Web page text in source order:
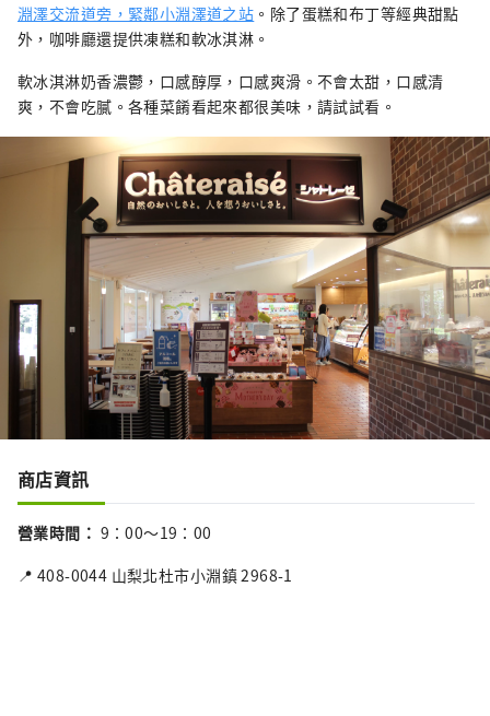
淵澤交流道旁，緊鄰小淵澤道之站 。除了蛋糕和布丁等經典甜點
外，咖啡廳還提供凍糕和軟冰淇淋。
軟冰淇淋奶香濃鬱，口感醇厚，口感爽滑。不會太甜，口感清
爽，不會吃膩。各種菜餚看起來都很美味，請試試看。
商店資訊
營業時間 ： 9：00～19：00
📍 408-0044 山梨北杜市小淵鎮 2968-1